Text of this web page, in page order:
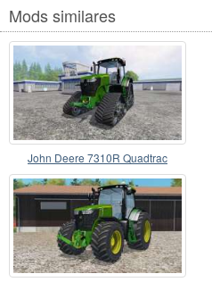
Mods similares
John Deere 7310R Quadtrac